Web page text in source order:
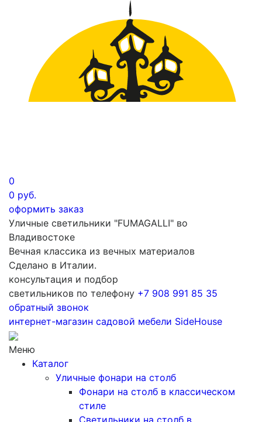
0
0 руб.
оформить заказ
Уличные светильники "FUMAGALLI" во
Владивостоке
Вечная классика из вечных материалов
Сделано в Италии.
консультация и подбор
светильников по телефону +7 908 991 85 35
обратный звонок
интернет-магазин садовой мебели SideHouse
Меню
Каталог
Уличные фонари на столб
Фонари на столб в классическом
стиле
Светильники на столб в